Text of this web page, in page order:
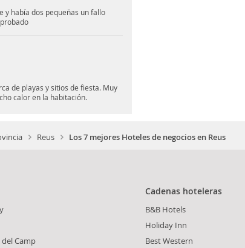
y había dos pequeñas un fallo
de playas y sitios de fiesta. Muy
calor en la habitación.
Reus Los 7 mejores Hoteles de negocios en Reus
Camp
Cadenas hoteleras
B&B Hotels
Holiday Inn
Best Western